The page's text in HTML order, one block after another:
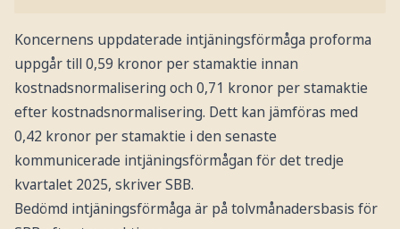
Koncernens uppdaterade intjäningsförmåga proforma
uppgår till 0,59 kronor per stamaktie innan
kostnadsnormalisering och 0,71 kronor per stamaktie
efter kostnadsnormalisering. Dett kan jämföras med
0,42 kronor per stamaktie i den senaste
kommunicerade intjäningsförmågan för det tredje
kvartalet 2025, skriver SBB.
Bedömd intjäningsförmåga är på tolvmånadersbasis för